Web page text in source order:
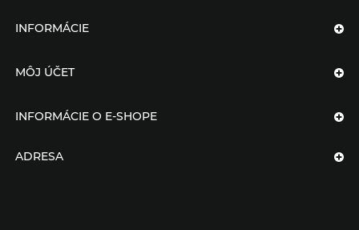
INFORMÁCIE
MÔJ ÚČET
INFORMÁCIE O E-SHOPE
ADRESA